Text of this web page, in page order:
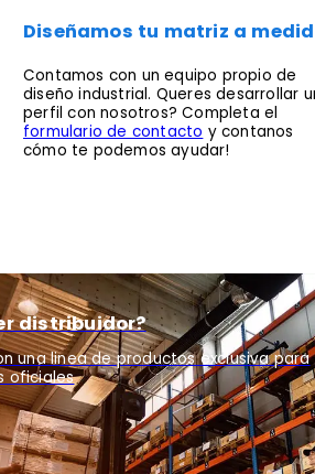
Diseñamos tu matriz a
Contamos con un equipo propio de
diseño industrial. Queres desarrollar
perfil con nosotros? Completa el
formulario de contacto y contanos
cómo te podemos ayudar!
distribuidor?
una linea de productos exclusiva para
oficiales